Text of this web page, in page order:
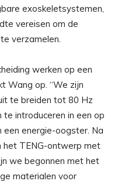
exoskeletsystemen,
vereisen om de
verzamelen.
werken op een
Wang op. “We zijn
te breiden tot 80 Hz
introduceren in een op
energie-oogster. Na
het TENG-ontwerp met
we begonnen met het
materialen voor